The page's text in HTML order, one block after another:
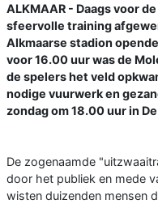
ALKMAAR - Daags voor
sfeervolle training
Alkmaarse stadion
voor 16.00 uur was de
de spelers het veld
nodige vuurwerk en
zondag om 18.00 uur in
De zogenaamde
door het publiek en mede
wisten duizenden mensen